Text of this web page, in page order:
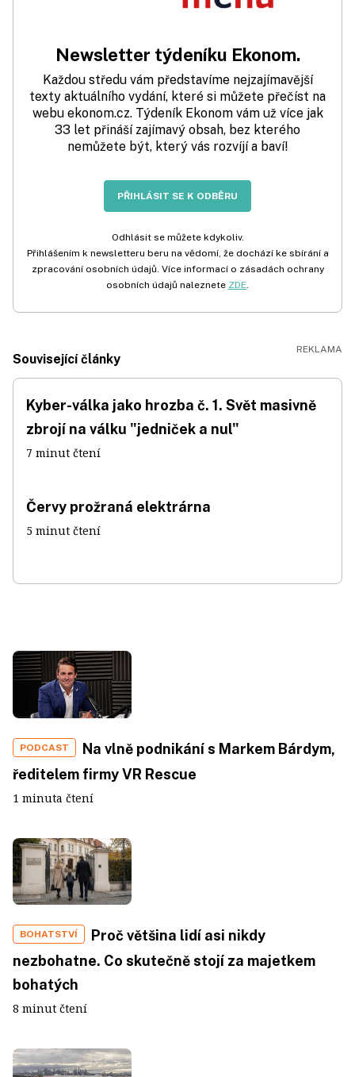
Newsletter týdeníku Ekonom.
Každou středu vám představíme nejzajímavější
texty aktuálního vydání, které si můžete přečíst na
webu ekonom.cz. Týdeník Ekonom vám už více jak
33 let přináší zajímavý obsah, bez kterého
nemůžete být, který vás rozvíjí a baví!
PŘIHLÁSIT SE K ODBĚRU
Odhlásit se můžete kdykoliv.
Přihlášením k newsletteru beru na vědomí, že dochází ke sbírání a
zpracování osobních údajů. Více informací o zásadách ochrany
osobních údajů naleznete ZDE.
Související články
Kyber-válka jako hrozba č. 1. Svět masivně
zbrojí na válku "jedniček a nul"
7 minut čtení
Červy prožraná elektrárna
5 minut čtení
PODCAST
Na vlně podnikání s Markem Bárdym,
ředitelem firmy VR Rescue
1 minuta čtení
BOHATSTVÍ
Proč většina lidí asi nikdy
nezbohatne. Co skutečně stojí za majetkem
bohatých
8 minut čtení